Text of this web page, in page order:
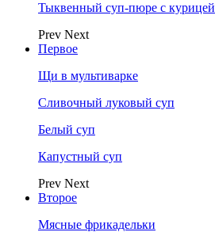
Тыквенный суп-пюре с курицей
Prev Next
Первое
Щи в мультиварке
Сливочный луковый суп
Белый суп
Капустный суп
Prev Next
Второе
Мясные фрикадельки